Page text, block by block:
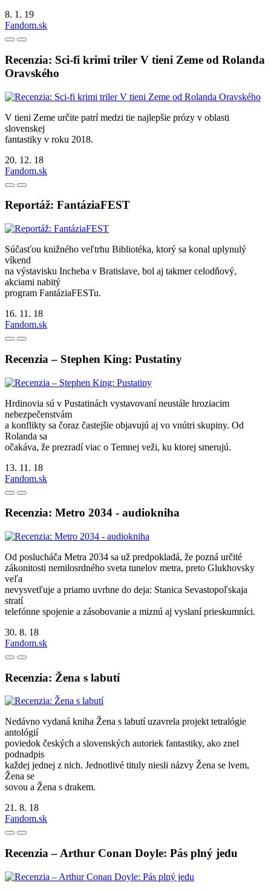
8. 1. 19
Fandom.sk
Recenzia: Sci-fi krimi triler V tieni Zeme od Rolanda
Oravského
V tieni Zeme určite patrí medzi tie najlepšie prózy v oblasti
slovenskej
fantastiky v roku 2018.
20. 12. 18
Fandom.sk
Reportáž: FantáziaFEST
Súčasťou knižného veľtrhu Bibliotéka, ktorý sa konal uplynulý
víkend
na výstavisku Incheba v Bratislave, bol aj takmer celodňový,
akciami nabitý
program FantáziaFESTu.
16. 11. 18
Fandom.sk
Recenzia – Stephen King: Pustatiny
Hrdinovia sú v Pustatinách vystavovaní neustále hroziacim
nebezpečenstvám
a konflikty sa čoraz častejšie objavujú aj vo vnútri skupiny. Od
Rolanda sa
očakáva, že prezradí viac o Temnej veži, ku ktorej smerujú.
13. 11. 18
Fandom.sk
Recenzia: Metro 2034 - audiokniha
Od poslucháča Metra 2034 sa už predpokladá, že pozná určité
zákonitosti nemilosrdného sveta tunelov metra, preto Glukhovsky
veľa
nevysvetľuje a priamo uvrhne do deja: Stanica Sevastopoľskaja
stratí
telefónne spojenie a zásobovanie a miznú aj vyslaní prieskumníci.
30. 8. 18
Fandom.sk
Recenzia: Žena s labutí
Nedávno vydaná kniha Žena s labutí uzavrela projekt tetralógie
antológií
poviedok českých a slovenských autoriek fantastiky, ako znel
podnadpis
každej jednej z nich. Jednotlivé tituly niesli názvy Žena se lvem,
Žena se
sovou a Žena s drakem.
21. 8. 18
Fandom.sk
Recenzia – Arthur Conan Doyle: Pás plný jedu